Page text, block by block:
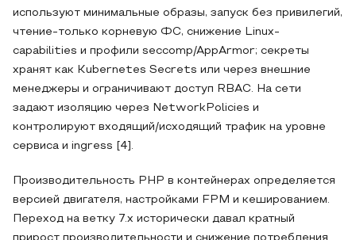
используют минимальные образы, запуск без привилегий,
чтение-только корневую ФС, снижение Linux-
capabilities и профили seccomp/AppArmor; секреты
хранят как Kubernetes Secrets или через внешние
менеджеры и ограничивают доступ RBAC. На сети
задают изоляцию через NetworkPolicies и
контролируют входящий/исходящий трафик на уровне
сервиса и ingress [4].
Производительность PHP в контейнерах определяется
версией двигателя, настройками FPM и кешированием.
Переход на ветку 7.x исторически давал кратный
прирост производительности и снижение потребления